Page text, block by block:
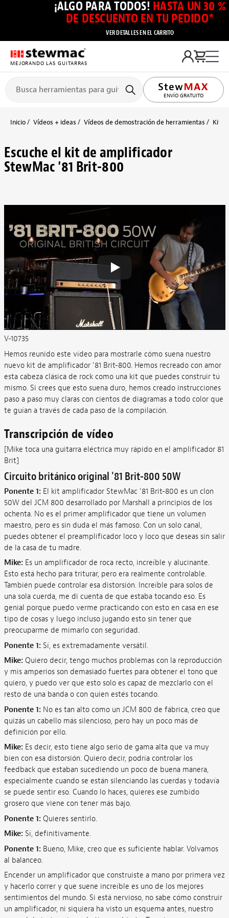
¡ALGO PARA TODOS! HASTA UN 30 %
DE DESCUENTO EN TU PEDIDO*
VER DETALLES EN EL CARRITO
MEJORANDO LAS GUITARRAS
ENVÍO GRATUITO
Inicio Vídeos + ideas Vídeos de demostración de herramientas Kits
Escuche el kit de amplificador
StewMac '81 Brit-800
V-10735
Hemos reunido este vídeo para mostrarle cómo suena nuestro
nuevo kit de amplificador '81 Brit-800. Hemos recreado con amor
esta cabeza clásica de rock como una kit que puedes construir tú
mismo. Si crees que esto suena duro, hemos creado instrucciones
paso a paso muy claras con cientos de diagramas a todo color que
te guían a través de cada paso de la compilación.
Transcripción de vídeo
[Mike toca una guitarra eléctrica muy rápido en el amplificador 81
Brit]
Circuito británico original '81 Brit-800 50W
Ponente 1: El kit amplificador StewMac '81 Brit-800 es un clon
50W del JCM 800 desarrollado por Marshall a principios de los
ochenta. No es el primer amplificador que tiene un volumen
maestro, pero es sin duda el más famoso. Con un solo canal,
puedes obtener el preamplificador loco y loco que deseas sin salir
de la casa de tu madre.
Mike: Es un amplificador de roca recto, increíble y alucinante.
Esto está hecho para triturar, pero era realmente controlable.
También puede controlar esa distorsión. Increíble para solos de
una sola cuerda, me di cuenta de que estaba tocando eso. Es
genial porque puedo verme practicando con esto en casa en ese
tipo de cosas y luego incluso jugando esto sin tener que
preocuparme de mimarlo con seguridad.
Ponente 1: Sí, es extremadamente versátil.
Mike: Quiero decir, tengo muchos problemas con la reproducción
y mis amperios son demasiado fuertes para obtener el tono que
quiero, y puedo ver que esto solo es capaz de mezclarlo con el
resto de una banda o con quien estés tocando.
Ponente 1: No es tan alto como un JCM 800 de fábrica, creo que
quizás un cabello más silencioso, pero hay un poco más de
definición por ello.
Mike: Es decir, esto tiene algo serio de gama alta que va muy
bien con esa distorsión. Quiero decir, podría controlar los
feedback que estaban sucediendo un poco de buena manera,
especialmente cuando se están silenciando las cuerdas y todavía
se puede sentir eso. Cuando lo haces, quieres ese zumbido
grosero que viene con tener más bajo.
Ponente 1: Quieres sentirlo.
Mike: Sí, definitivamente.
Ponente 1: Bueno, Mike, creo que es suficiente hablar. Volvamos
al balanceo.
Encender un amplificador que construiste a mano por primera vez
y hacerlo correr y que suene increíble es uno de los mejores
sentimientos del mundo. Si está nervioso, no sabe cómo construir
un amplificador, ni siquiera ha visto un esquema antes, nuestro